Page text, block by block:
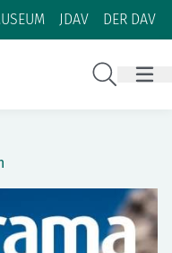
Inhalt Navigation
JDAV DER DAV